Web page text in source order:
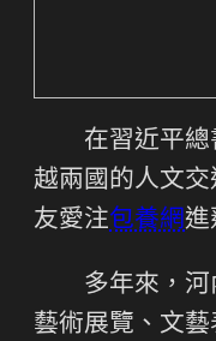
在習近平
越兩國的人文
友愛注包養網進
多年來，
藝術展覽、文